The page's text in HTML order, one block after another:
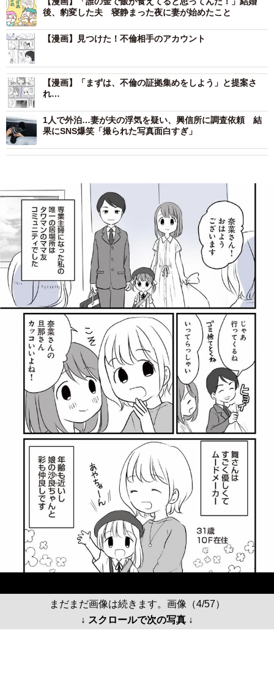
後、豹変した夫 寝静まった夜に妻が始めたこと
【漫画】見つけた！不倫相手のアカウント
【漫画】「まずは、不倫の証拠集めをしよう」と提案さ
れ…
1人で外泊…妻が夫の浮気を疑い、興信所に調査依頼 結
果にSNS爆笑「撮られた写真面白すぎ」
まだまだ画像は続きます。画像（4/57）
↓ スクロールで次の写真 ↓